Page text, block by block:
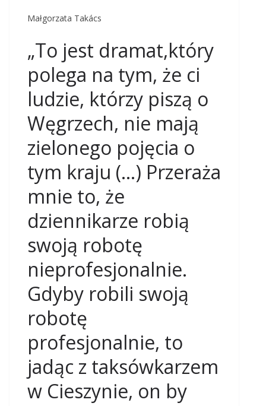
Małgorzata Takács
„To jest dramat,który
polega na tym, że ci
ludzie, którzy piszą o
Węgrzech, nie mają
zielonego pojęcia o
tym kraju (…) Przeraża
mnie to, że
dziennikarze robią
swoją robotę
nieprofesjonalnie.
Gdyby robili swoją
robotę
profesjonalnie, to
jadąc z taksówkarzem
w Cieszynie, on by